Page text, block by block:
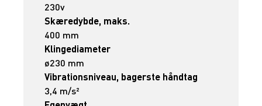
230v
Skæredybde, maks.
400 mm
Klingediameter
ø230 mm
Vibrationsniveau, bagerste håndtag
3,4 m/s²